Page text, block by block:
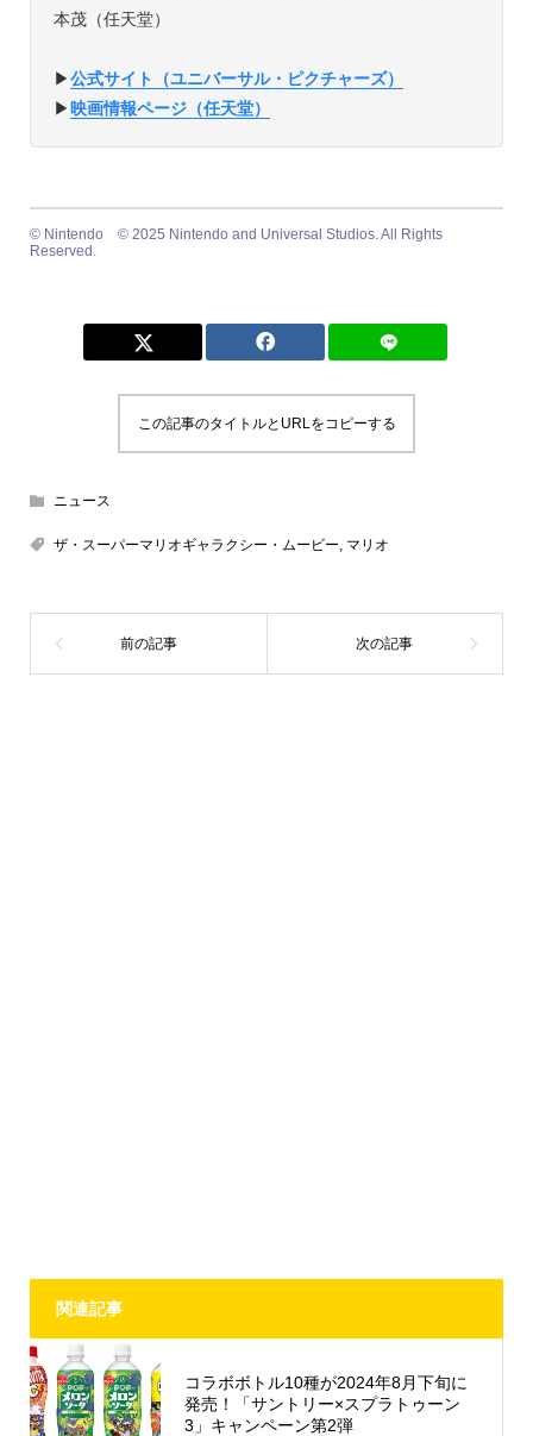
本茂（任天堂）
▶︎公式サイト（ユニバーサル・ピクチャーズ）
▶︎ 映画情報ページ（任天堂）
©︎ Nintendo ©︎ 2025 Nintendo and Universal Studios. All Rights
Reserved.
この記事のタイトルとURLをコピーする
ニュース
ザ・スーパーマリオギャラクシー・ムービー, マリオ
関連記事
コラボボトル10種が2024年8月下旬に
発売！「サントリー×スプラトゥーン
3」キャンペーン第2弾